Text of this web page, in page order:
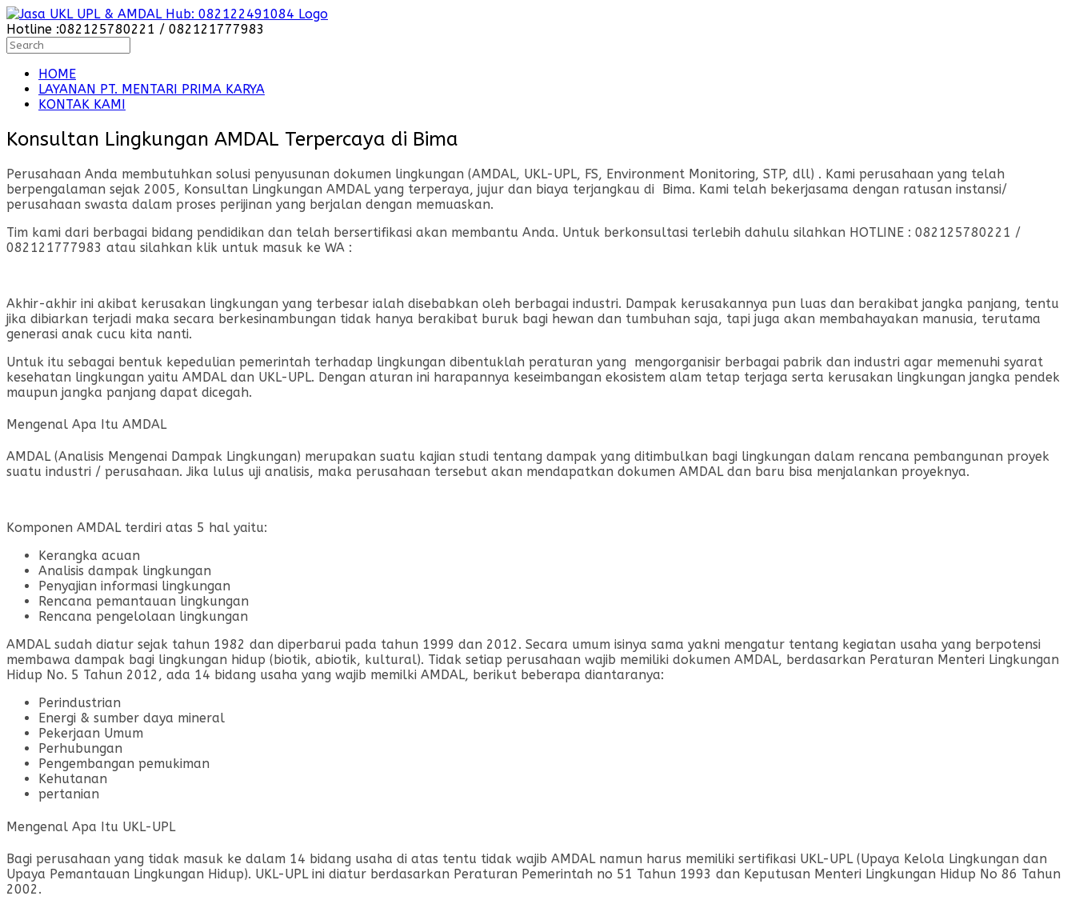
Skip
to
content
Hotline :082125780221 / 082121777983
Search
for:
HOME
LAYANAN PT. MENTARI PRIMA KARYA
KONTAK KAMI
Konsultan Lingkungan AMDAL Terpercaya di Bima
Perusahaan Anda membutuhkan solusi penyusunan dokumen lingkungan (AMDAL, UKL-UPL, FS, Environment Monitoring, STP, dll) . Kami perusahaan yang telah
berpengalaman sejak 2005, Konsultan Lingkungan AMDAL yang terperaya, jujur dan biaya terjangkau di Bima. Kami telah bekerjasama dengan ratusan instansi/
perusahaan swasta dalam proses perijinan yang berjalan dengan memuaskan.
Tim kami dari berbagai bidang pendidikan dan telah bersertifikasi akan membantu Anda. Untuk berkonsultasi terlebih dahulu silahkan HOTLINE : 082125780221 /
082121777983 atau silahkan klik untuk masuk ke WA :
Akhir-akhir ini akibat kerusakan lingkungan yang terbesar ialah disebabkan oleh berbagai industri. Dampak kerusakannya pun luas dan berakibat jangka panjang, tentu
jika dibiarkan terjadi maka secara berkesinambungan tidak hanya berakibat buruk bagi hewan dan tumbuhan saja, tapi juga akan membahayakan manusia, terutama
generasi anak cucu kita nanti.
Untuk itu sebagai bentuk kepedulian pemerintah terhadap lingkungan dibentuklah peraturan yang mengorganisir berbagai pabrik dan industri agar memenuhi syarat
kesehatan lingkungan yaitu AMDAL dan UKL-UPL. Dengan aturan ini harapannya keseimbangan ekosistem alam tetap terjaga serta kerusakan lingkungan jangka pendek
maupun jangka panjang dapat dicegah.
Mengenal Apa Itu AMDAL
AMDAL (Analisis Mengenai Dampak Lingkungan) merupakan suatu kajian studi tentang dampak yang ditimbulkan bagi lingkungan dalam rencana pembangunan proyek
suatu industri / perusahaan. Jika lulus uji analisis, maka perusahaan tersebut akan mendapatkan dokumen AMDAL dan baru bisa menjalankan proyeknya.
Komponen AMDAL terdiri atas 5 hal yaitu:
Kerangka acuan
Analisis dampak lingkungan
Penyajian informasi lingkungan
Rencana pemantauan lingkungan
Rencana pengelolaan lingkungan
AMDAL sudah diatur sejak tahun 1982 dan diperbarui pada tahun 1999 dan 2012. Secara umum isinya sama yakni mengatur tentang kegiatan usaha yang berpotensi
membawa dampak bagi lingkungan hidup (biotik, abiotik, kultural). Tidak setiap perusahaan wajib memiliki dokumen AMDAL, berdasarkan Peraturan Menteri Lingkungan
Hidup No. 5 Tahun 2012, ada 14 bidang usaha yang wajib memilki AMDAL, berikut beberapa diantaranya:
Perindustrian
Energi & sumber daya mineral
Pekerjaan Umum
Perhubungan
Pengembangan pemukiman
Kehutanan
pertanian
Mengenal Apa Itu UKL-UPL
Bagi perusahaan yang tidak masuk ke dalam 14 bidang usaha di atas tentu tidak wajib AMDAL namun harus memiliki sertifikasi UKL-UPL (Upaya Kelola Lingkungan dan
Upaya Pemantauan Lingkungan Hidup). UKL-UPL ini diatur berdasarkan Peraturan Pemerintah no 51 Tahun 1993 dan Keputusan Menteri Lingkungan Hidup No 86 Tahun
2002.